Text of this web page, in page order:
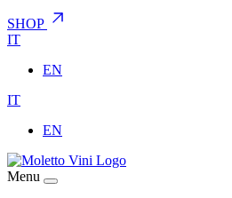
SHOP
IT
EN
IT
EN
Menu